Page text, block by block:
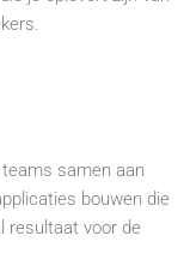
samen aan
bouwen die
resultaat voor de